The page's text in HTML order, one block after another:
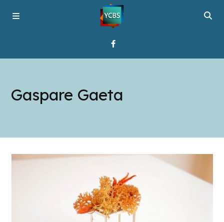
Broadcast
About YCBS
Gaspare Gaeta